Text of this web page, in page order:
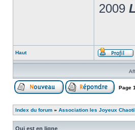
2009
Haut
Page 1
Index du forum » Association les Joyeux
Qui est en ligne